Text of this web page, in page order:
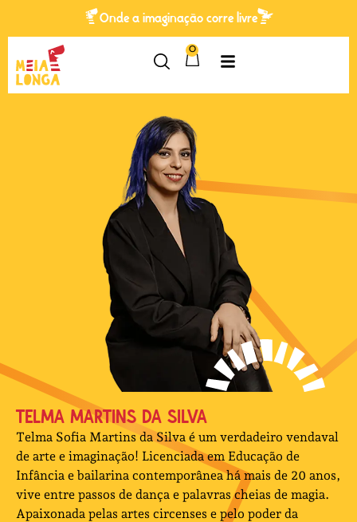
Onde a imaginação corre livre
0
TELMA MARTINS DA SILVA
Telma Sofia Martins da Silva é um verdadeiro vendaval
de arte e imaginação! Licenciada em Educação de
Infância e bailarina contemporânea há mais de 20 anos,
vive entre passos de dança e palavras cheias de magia.
Apaixonada pelas artes circenses e pelo poder da